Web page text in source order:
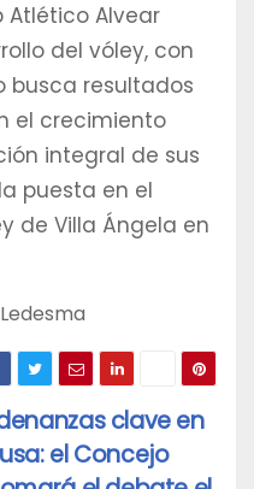
Atlético Alvear
del vóley, con
busca resultados
el crecimiento
integral de sus
puesta en el
de Villa Ángela en
clave en
el Concejo